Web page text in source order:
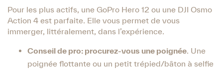
Pour les plus actifs, une GoPro Hero 12 ou une DJI Osmo
Action 4 est parfaite. Elle vous permet de vous
immerger, littéralement, dans l’expérience.
Conseil de pro: procurez-vous une poignée. Une
poignée flottante ou un petit trépied/bâton à selfie